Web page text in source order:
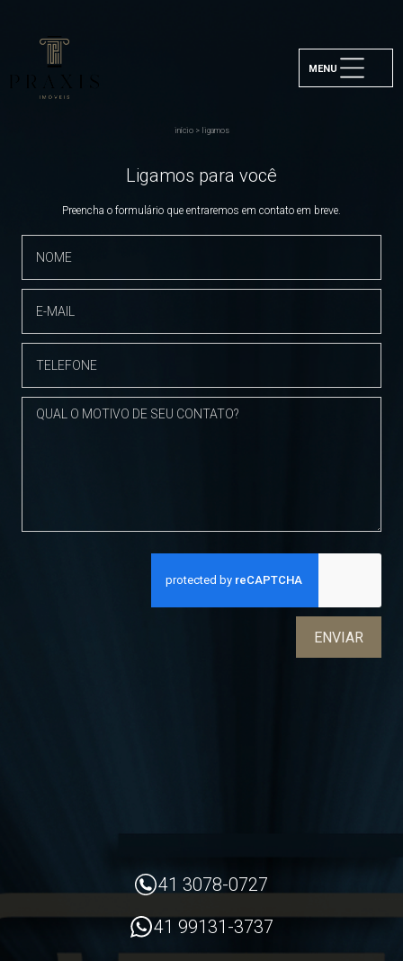
MENU
início> ligamos
Ligamos para você
Preencha o formulário que entraremos em contato em breve.
ENVIAR
41 3078-0727
41 99131-3737